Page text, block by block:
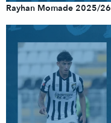
Rayhan Momade 2025/26